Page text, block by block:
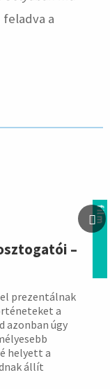
a
film
–
prezentálnak
a
azonban úgy
helyett a
állít